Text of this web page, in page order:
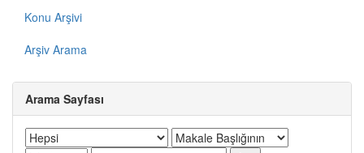
Konu Arşivi
Arşiv Arama
Arama Sayfası